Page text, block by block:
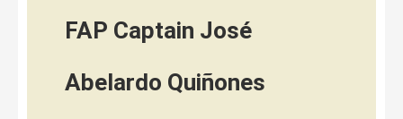
FAP Captain José
Abelardo Quiñones